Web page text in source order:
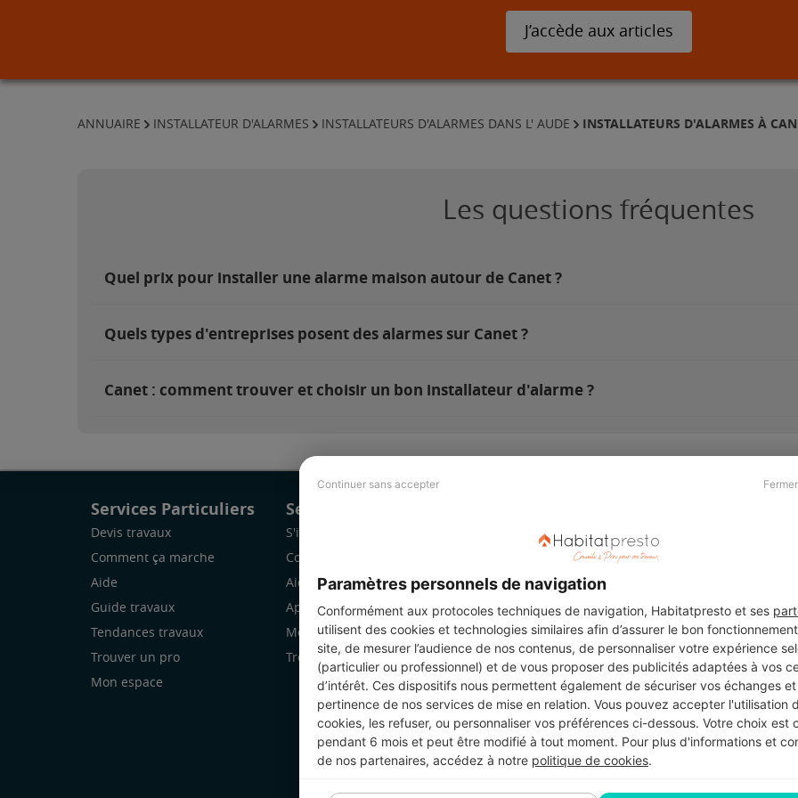
Continuer sans accepter
Paramètres personnels de navigation
Conformément aux protocoles techniques de navigation, Habitatpresto et ses
utilisent des cookies et technologies similaires afin d’assurer le bon
site, de mesurer l’audience de nos contenus, de personnaliser votre expérience
(particulier ou professionnel) et de vous proposer des publicités adaptées à vos
d’intérêt. Ces dispositifs nous permettent également de sécuriser vos échanges
pertinence de nos services de mise en relation. Vous pouvez accepter l'utilisation
cookies, les refuser, ou personnaliser vos préférences ci-dessous. Votre choix est
pendant 6 mois et peut être modifié à tout moment. Pour plus d'informations et
de nos partenaires, accédez à notre politique de cookies.
J’accède aux articles
ANNUAIRE INSTALLATEUR D'ALARMES INSTALLATEURS D'ALARMES DANS L' AUDE INSTALLATEURS D'ALARMES À
Les questions fréquentes
Quel prix pour installer une alarme maison autour de Canet ?
Quels types d'entreprises posent des alarmes sur Canet ?
Canet : comment trouver et choisir un bon installateur d'alarme ?
Services Particuliers
Devis travaux
Comment ça marche
Aide
Guide travaux
Tendances travaux
Trouver un pro
Mon espace
Services Pro
S'inscrire
Comment ça marche
Aide
Application Mobile
Mon espace
Trouver des chantiers
Revue de presse
Légal
Charte cookies
Suivez-nous